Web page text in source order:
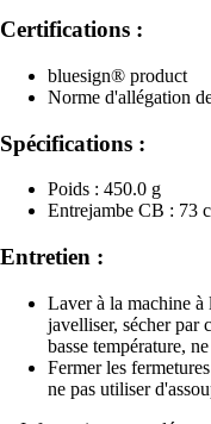
Certifications :
bluesign® product
Norme d'allégation
Spécifications :
Poids : 450.0 g
Entrejambe CB : 73
Entretien :
Laver à la machine à
javelliser, sécher par
basse température,
Fermer les
ne pas utiliser